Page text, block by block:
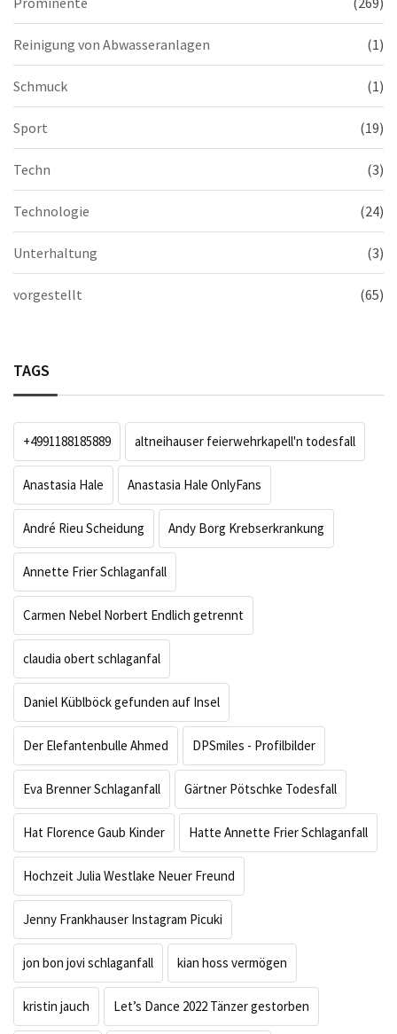
Reinigung von Abwasseranlagen (1)
Schmuck (1)
Sport (19)
Techn (3)
Technologie (24)
Unterhaltung (3)
vorgestellt (65)
TAGS
+4991188185889 altneihauser feierwehrkapell'n todesfall
Anastasia Hale Anastasia Hale OnlyFans
André Rieu Scheidung Andy Borg Krebserkrankung
Annette Frier Schlaganfall
Carmen Nebel Norbert Endlich getrennt
claudia obert schlaganfal
Daniel Küblböck gefunden auf Insel
Der Elefantenbulle Ahmed DPSmiles - Profilbilder
Eva Brenner Schlaganfall Gärtner Pötschke Todesfall
Hat Florence Gaub Kinder Hatte Annette Frier Schlaganfall
Hochzeit Julia Westlake Neuer Freund
Jenny Frankhauser Instagram Picuki
jon bon jovi schlaganfall kian hoss vermögen
kristin jauch Let’s Dance 2022 Tänzer gestorben